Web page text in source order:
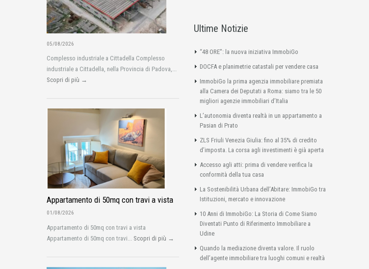
05/08/2026
Complesso industriale a Cittadella Complesso
industriale a Cittadella, nella Provincia di Padova,...
Scopri di più →
Appartamento di 50mq con travi a vista
01/08/2026
Appartamento di 50mq con travi a vista
Appartamento di 50mq con travi... Scopri di più →
Ultime Notizie
“48 ORE”: la nuova iniziativa ImmobiGo
DOCFA e planimetrie catastali per vendere casa
ImmobiGo la prima agenzia immobiliare premiata
alla Camera dei Deputati a Roma: siamo tra le 50
migliori agenzie immobiliari d’Italia
L’autonomia diventa realtà in un appartamento a
Pasian di Prato
ZLS Friuli Venezia Giulia: fino al 35% di credito
d’imposta. La corsa agli investimenti è già aperta
Accesso agli atti: prima di vendere verifica la
conformità della tua casa
La Sostenibilità Urbana dell’Abitare: ImmobiGo tra
Istituzioni, mercato e innovazione
10 Anni di ImmobiGo: La Storia di Come Siamo
Diventati Punto di Riferimento Immobiliare a
Udine
Quando la mediazione diventa valore. Il ruolo
dell’agente immobiliare tra luoghi comuni e realtà